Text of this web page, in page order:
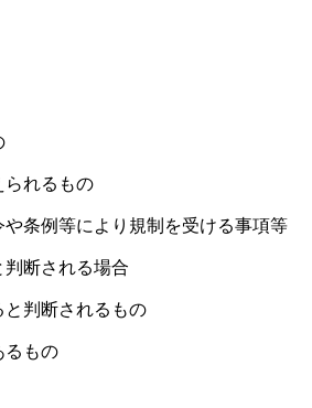
られるもの
条例等により規制を受ける事項等
断される場合
判断されるもの
るもの